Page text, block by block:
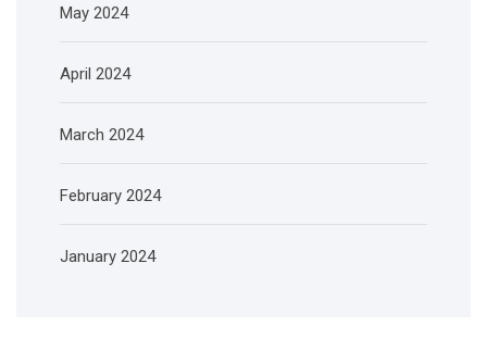
May 2024
April 2024
March 2024
February 2024
January 2024